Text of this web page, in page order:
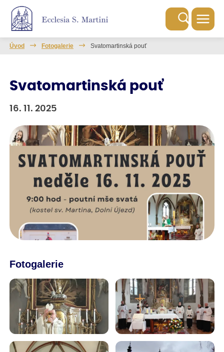
Úvod Fotogalerie Svatomartinská pouť
Svatomartinská pouť
16. 11. 2025
Fotogalerie